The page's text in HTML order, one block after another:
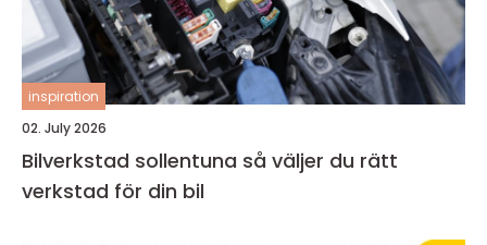
inspiration
02. July 2026
Bilverkstad sollentuna så väljer du rätt
verkstad för din bil